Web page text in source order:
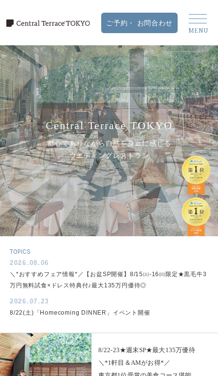
Central Terrace TOKYO
都心でありながら自然を身近に感じる
ウエディングレストラン
TOPICS
2026.08.06
＼*おすすめフェア情報*／【お盆SP開催】8/15㈯-16㈰限定★黒毛牛3
万円無料試食×ドレス特典付♪最大135万円優待◎
2026.07.23
8/22(土)「Homecoming DINNER」イベント開催
8/22-23★週末SP★最大135万優待
＼*1軒目＆AMがお得*／